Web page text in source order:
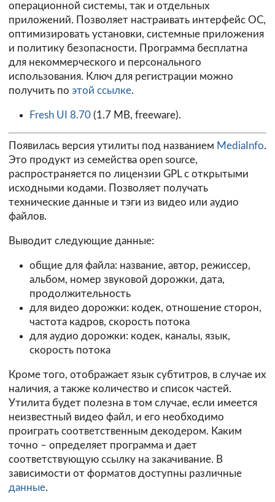
операционной системы, так и отдельных
приложений. Позволяет настраивать интерфейс ОС,
оптимизировать установки, системные приложения
и политику безопасности. Программа бесплатна
для некоммерческого и персонального
использования. Ключ для регистрации можно
получить по этой ссылке.
Fresh UI 8.70(1.7 MB, freeware).
Появилась версия утилиты под названием MediaInfo.
Это продукт из семейства open source,
распространяется по лицензии GPL с открытыми
исходными кодами. Позволяет получать
технические данные и тэги из видео или аудио
файлов.
Выводит следующие данные:
общие для файла: название, автор, режиссер,
альбом, номер звуковой дорожки, дата,
продолжительность
для видео дорожки: кодек, отношение сторон,
частота кадров, скорость потока
для аудио дорожки: кодек, каналы, язык,
скорость потока
Кроме того, отображает язык субтитров, в случае их
наличия, а также количество и список частей.
Утилита будет полезна в том случае, если имеется
неизвестный видео файл, и его необходимо
проиграть соответственным декодером. Каким
точно – определяет программа и дает
соответствующую ссылку на закачивание. В
зависимости от форматов доступны различные
данные.